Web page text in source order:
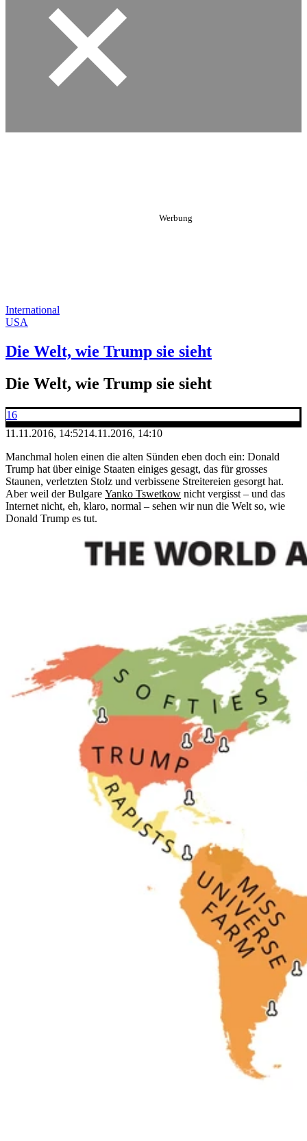
International
USA
Die Welt, wie Trump sie sieht
Die Welt, wie Trump sie sieht
16
11.11.2016, 14:5214.11.2016, 14:10
Manchmal holen einen die alten Sünden eben doch ein: Donald
Trump hat über einige Staaten einiges gesagt, das für grosses
Staunen, verletzten Stolz und verbissene Streitereien gesorgt hat.
Aber weil der Bulgare Yanko Tswetkow nicht vergisst – und das
Internet nicht, eh, klaro, normal – sehen wir nun die Welt so, wie
Donald Trump es tut.